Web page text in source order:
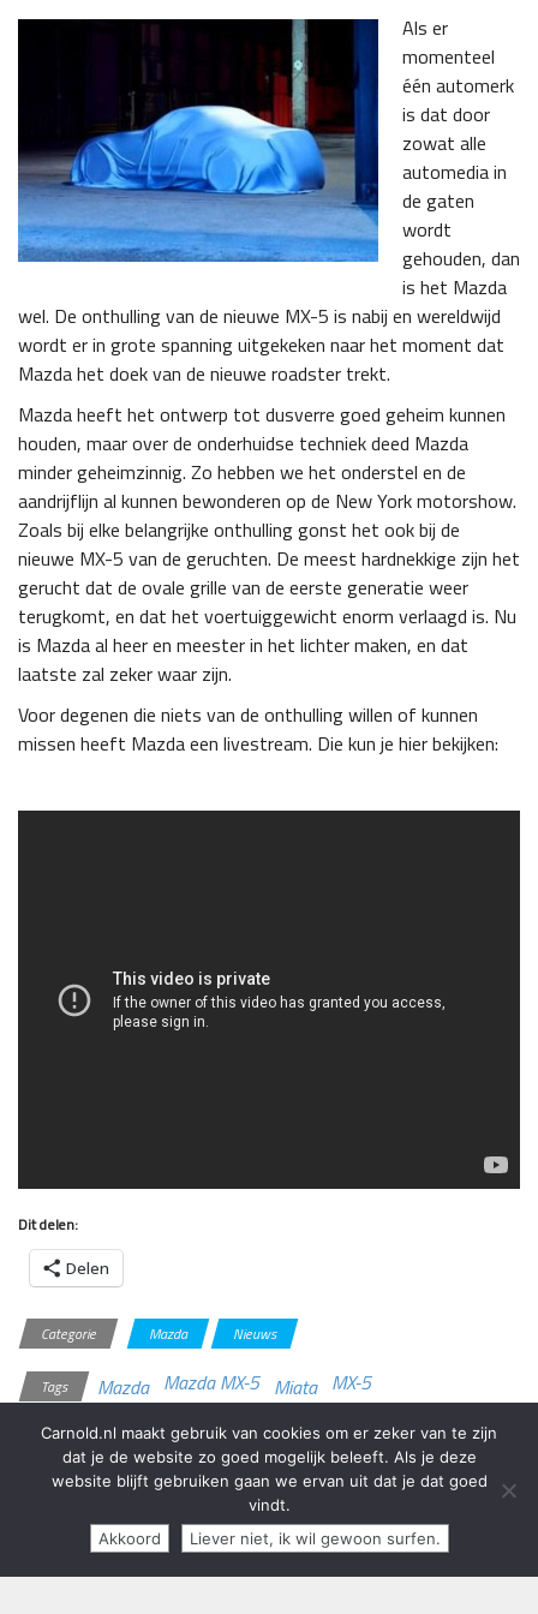
Als er
momenteel
één automerk
is dat door
zowat alle
automedia in
de gaten
wordt
gehouden, dan
is het Mazda
wel. De onthulling van de nieuwe MX-5 is nabij en wereldwijd
wordt er in grote spanning uitgekeken naar het moment dat
Mazda het doek van de nieuwe roadster trekt.
Mazda heeft het ontwerp tot dusverre goed geheim kunnen
houden, maar over de onderhuidse techniek deed Mazda
minder geheimzinnig. Zo hebben we het onderstel en de
aandrijflijn al kunnen bewonderen op de New York motorshow.
Zoals bij elke belangrijke onthulling gonst het ook bij de
nieuwe MX-5 van de geruchten. De meest hardnekkige zijn het
gerucht dat de ovale grille van de eerste generatie weer
terugkomt, en dat het voertuiggewicht enorm verlaagd is. Nu
is Mazda al heer en meester in het lichter maken, en dat
laatste zal zeker waar zijn.
Voor degenen die niets van de onthulling willen of kunnen
missen heeft Mazda een livestream. Die kun je hier bekijken:
Dit delen:
Delen
Categorie Mazda Nieuws
Tags Mazda Mazda MX-5 Miata MX-5
Prijzen Toyota
Auris verlaagd
Nieuwe Mazda
MX-5 onthuld
Carnold.nl maakt gebruik van cookies om er zeker van te zijn
dat je de website zo goed mogelijk beleeft. Als je deze
website blijft gebruiken gaan we ervan uit dat je dat goed
vindt.
Akkoord
Liever niet, ik wil gewoon surfen.